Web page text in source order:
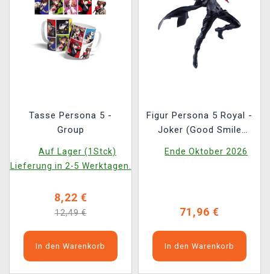
Tasse Persona 5 -
Group
Auf Lager (1Stck)
Lieferung in 2-5 Werktagen.
8,22 €
12,49 €
In den Warenkorb
Figur Persona 5 Royal -
Joker (Good Smile
Ende Oktober 2026
71,96 €
In den Warenkorb